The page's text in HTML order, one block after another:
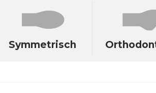
Symmetrisch